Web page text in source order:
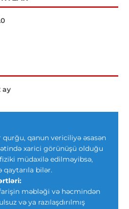
ay
qurğu, qanun vericiliyə əsasən
xarici görünüşü olduğu
müdaxilə edilməyibsə,
qaytarıla bilər.
məbləği və həcmindən
və ya razılaşdırılmış